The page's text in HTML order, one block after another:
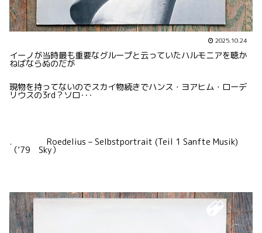
2025.10.24
イーノが当時最も重要なグループと云っていたハルモニアを聴か
ねばならぬのだが
現物を持ってないのでスカイ物続きでハンス・ヨアヒム・ローデ
リウスの3rd？ソロ･･･
. Roedelius – Selbstportrait (Teil 1 Sanfte Musik)
（’79 Sky）